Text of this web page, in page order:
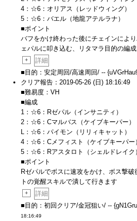
4：☆6：オリアス（レッドウィング）
5：☆6：バエル（地龍アテルラナ）
■ポイント
バフをかけ終わった後にチェインによ
ェパルに叩き込む、リタマラ目的の編成
+
詳細
■目的：安定周回/高速周回/ --
クリア報告：2019-05-26 (日) 18:16:49
■難易度：VH
■編成
1：☆6：Rゼパル（インサニティ）
2：☆6：Cマルバス（ケイブキーパー）
L：☆6：パイモン（リリィキャット）
4：☆6：Cメフィスト（ケイブキーパー
5：☆6：Rアスタロト（シェルドレイク
■ポイント
Rゼパルでボスに速攻をかけ、ボス撃
トの覚醒スキルで潰して行きます
+
詳細
■目的：初回クリア/金冠狙い/ --
18:16:49